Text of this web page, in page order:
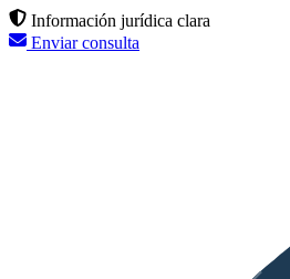
Información jurídica clara
Enviar consulta